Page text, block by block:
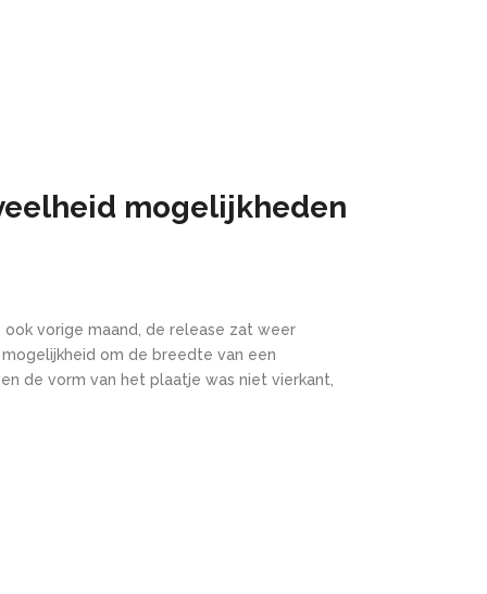
mogelijkheden
vorige maand, de release zat weer
om de breedte van een
de vorm van het plaatje was niet vierkant,